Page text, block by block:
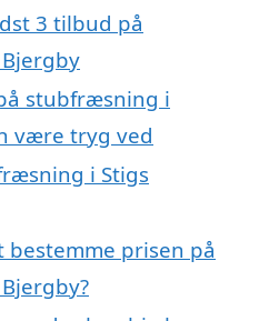
3 tilbud på
stubfræsning i
være tryg ved
i Stigs
bestemme prisen på